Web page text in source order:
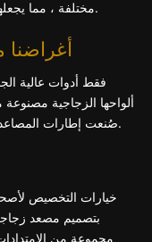
مختلفة ، مما يجعلها مناسبة لمجموعة كبيرة من العقارات السكنية.
ألواحها الزجاجية
صُنعت إطارات المصاعد من سيف قوي ، مما يجعل استمراريتها وقوتها.
بتصميم مصعد زجاجي
مجموعة من